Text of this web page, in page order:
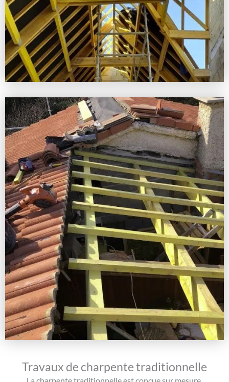
Travaux de charpente traditionnelle